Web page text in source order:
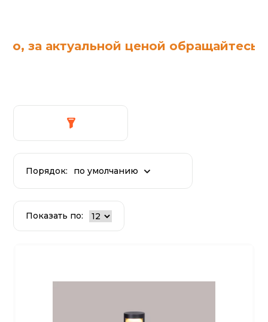
за актуальной ценой обращайтесь к
Порядок: по умолчанию
Показать по: